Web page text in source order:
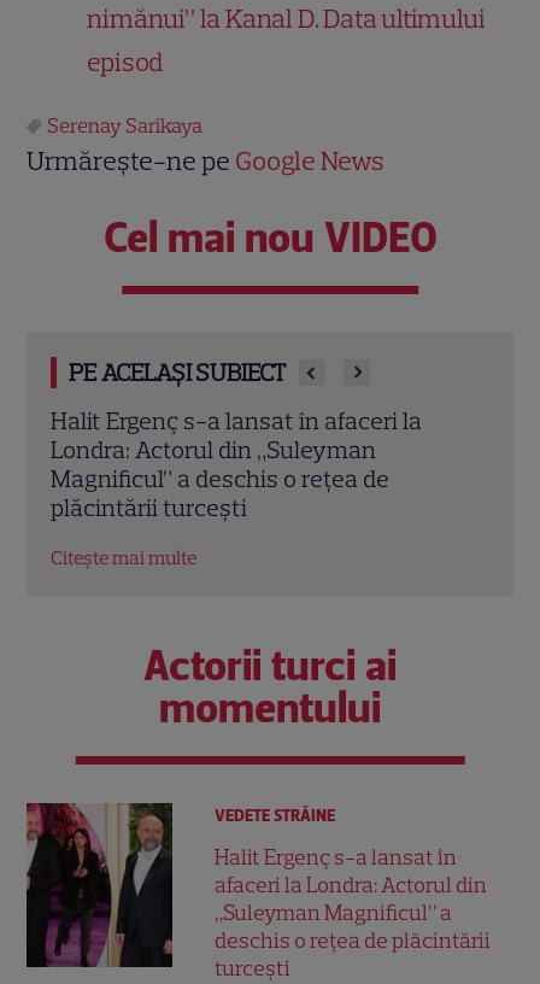
nimănui” la Kanal D. Data ultimului
episod
Serenay Sarîkaya
Urmărește-ne pe Google News
Cel mai nou VIDEO
PE ACELAȘI SUBIECT
Vedete din România care au ales nume
speciale pentru copii: de la Nina, fetița
Laurei Cosoi, la Jessica lui Pepe și
Josephine a Ginei Pistol
Citește mai multe
Actorii turci ai
momentului
VEDETE STRĂINE
Halit Ergenç s-a lansat în
afaceri la Londra: Actorul din
„Suleyman Magnificul” a
deschis o rețea de plăcintării
turcești